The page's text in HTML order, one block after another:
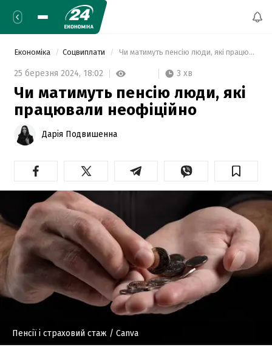
Економіка Соцвиплати Чи матимуть пенсію люди, які працювали неофіційно
25 березня 2024, 18:02 3 хв
Чи матимуть пенсію люди, які
працювали неофіційно
Дарія Подвишенна
Пенсії і страховий стаж / Canva